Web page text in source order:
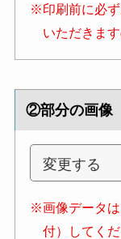
※印刷前に必
いただきま
②部分の画像
※画像データ
付）してくだ